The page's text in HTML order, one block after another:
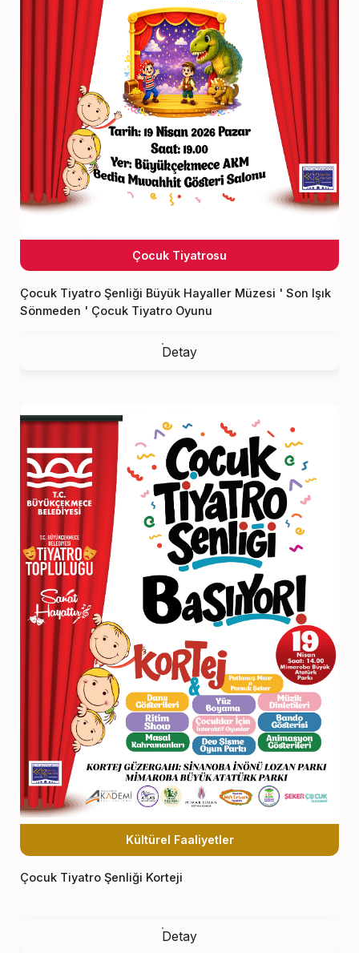
Çocuk Tiyatrosu
Çocuk Tiyatro Şenliği Büyük Hayaller Müzesi ' Son Işık
Sönmeden ' Çocuk Tiyatro Oyunu
Detay
Kültürel Faaliyetler
Çocuk Tiyatro Şenliği Korteji
Detay